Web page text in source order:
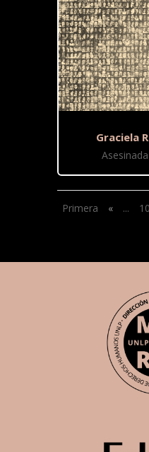
Graciela
Primera « ... 10